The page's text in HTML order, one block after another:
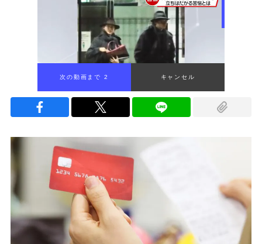
次の動画まで 1 キャンセル